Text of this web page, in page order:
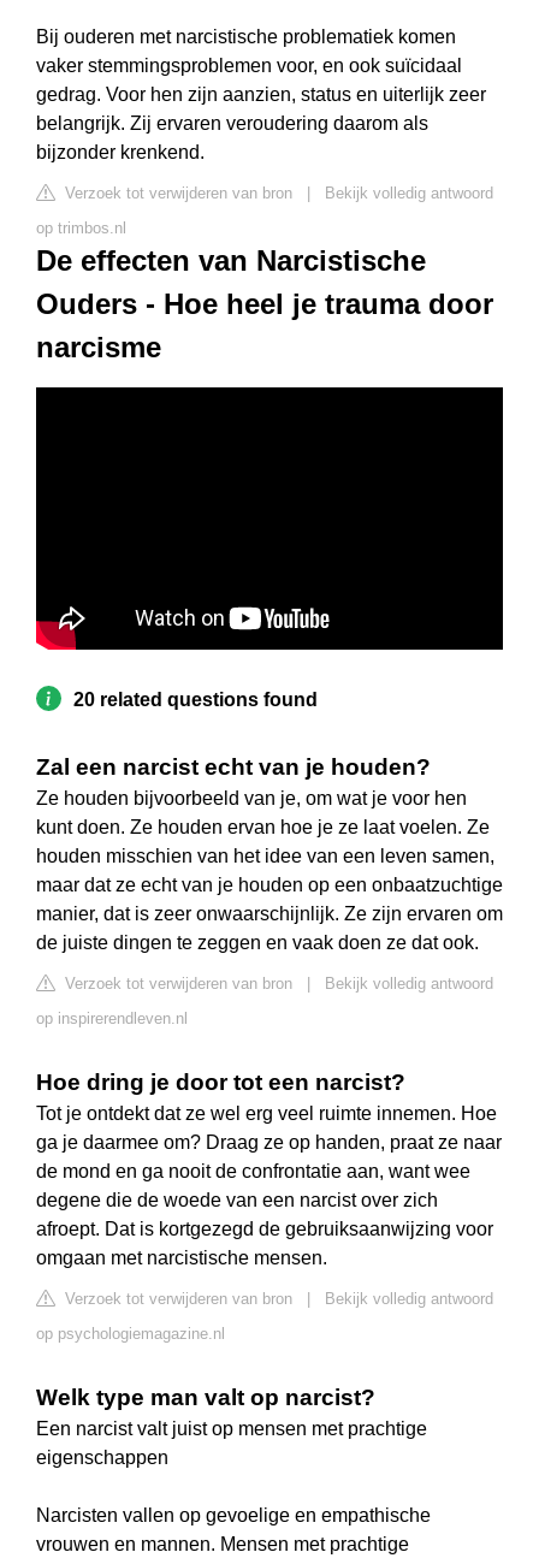
Bij ouderen met narcistische problematiek komen
vaker stemmingsproblemen voor, en ook suïcidaal
gedrag. Voor hen zijn aanzien, status en uiterlijk zeer
belangrijk. Zij ervaren veroudering daarom als
bijzonder krenkend.
Verzoek tot verwijderen van bron
Bekijk volledig antwoord
op trimbos.nl
De effecten van Narcistische
Ouders - Hoe heel je trauma door
narcisme
20 related questions found
Zal een narcist echt van je houden?
Ze houden bijvoorbeeld van je, om wat je voor hen
kunt doen. Ze houden ervan hoe je ze laat voelen. Ze
houden misschien van het idee van een leven samen,
maar dat ze echt van je houden op een onbaatzuchtige
manier, dat is zeer onwaarschijnlijk. Ze zijn ervaren om
de juiste dingen te zeggen en vaak doen ze dat ook.
Verzoek tot verwijderen van bron
Bekijk volledig antwoord
op inspirerendleven.nl
Hoe dring je door tot een narcist?
Tot je ontdekt dat ze wel erg veel ruimte innemen. Hoe
ga je daarmee om? Draag ze op handen, praat ze naar
de mond en ga nooit de confrontatie aan, want wee
degene die de woede van een narcist over zich
afroept. Dat is kortgezegd de gebruiksaanwijzing voor
omgaan met narcistische mensen.
Verzoek tot verwijderen van bron
Bekijk volledig antwoord
op psychologiemagazine.nl
Welk type man valt op narcist?
Een narcist valt juist op mensen met prachtige
eigenschappen
Narcisten vallen op gevoelige en empathische
vrouwen en mannen. Mensen met prachtige